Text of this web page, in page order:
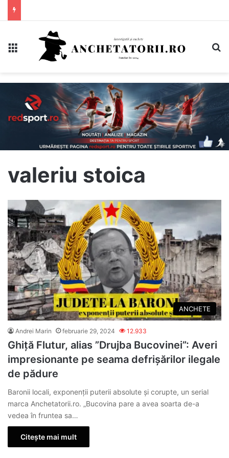
valeriu stoica
ANCHETE
Andrei Marin februarie 29, 2024 12.933
Ghiță Flutur, alias ”Drujba Bucovinei”: Averi
impresionante pe seama defrișărilor ilegale
de pădure
Baronii locali, exponenții puterii absolute și corupte, un serial
marca Anchetatorii.ro. „Bucovina pare a avea soarta de-a
vedea în fruntea sa…
Citește mai mult